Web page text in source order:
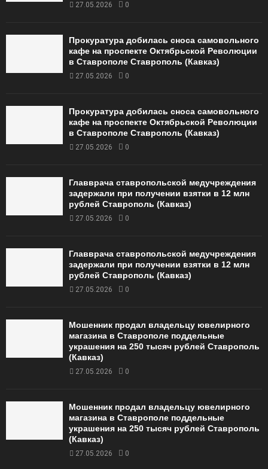
27.05.2026 0
Прокуратура добилась сноса самовольного
кафе на проспекте Октябрьской Революции
в Ставрополе Ставрополь (Кавказ)
27.05.2026 0
Прокуратура добилась сноса самовольного
кафе на проспекте Октябрьской Революции
в Ставрополе Ставрополь (Кавказ)
27.05.2026 0
Главврача ставропольской медучреждения
задержали при получении взятки в 12 млн
рублей Ставрополь (Кавказ)
27.05.2026 0
Главврача ставропольской медучреждения
задержали при получении взятки в 12 млн
рублей Ставрополь (Кавказ)
27.05.2026 0
Мошенник продал владельцу ювелирного
магазина в Ставрополе поддельные
украшения на 250 тысяч рублей Ставрополь
(Кавказ)
27.05.2026 0
Мошенник продал владельцу ювелирного
магазина в Ставрополе поддельные
украшения на 250 тысяч рублей Ставрополь
(Кавказ)
27.05.2026 0